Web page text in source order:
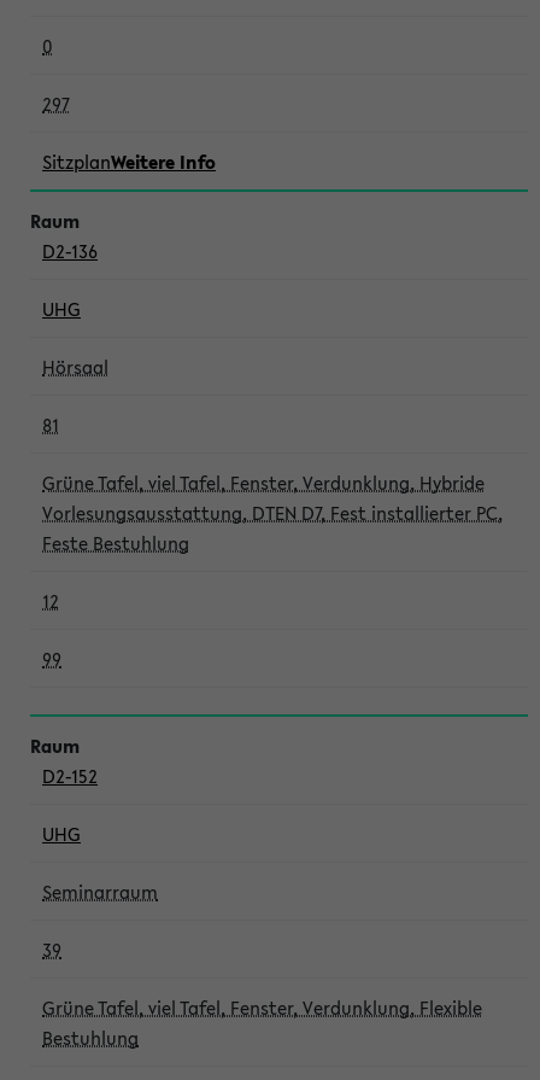
0
297
SitzplanWeitere Info
D2-136
UHG
Hörsaal
81
Grüne Tafel, viel Tafel, Fenster, Verdunklung, Hybride
Vorlesungsausstattung, DTEN D7, Fest installierter PC,
Feste Bestuhlung
12
99
D2-152
UHG
Seminarraum
39
Grüne Tafel, viel Tafel, Fenster, Verdunklung, Flexible
Bestuhlung